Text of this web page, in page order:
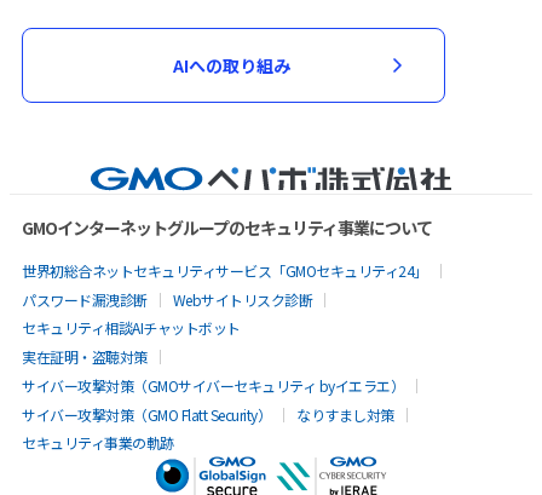
AIへの取り組み
GMOインターネットグループのセキュリティ事業について
世界初総合ネットセキュリティサービス「GMOセキュリティ24」
パスワード漏洩診断
Webサイトリスク診断
セキュリティ相談AIチャットボット
実在証明・盗聴対策
サイバー攻撃対策（GMOサイバーセキュリティ byイエラエ）
サイバー攻撃対策（GMO Flatt Security）
なりすまし対策
セキュリティ事業の軌跡